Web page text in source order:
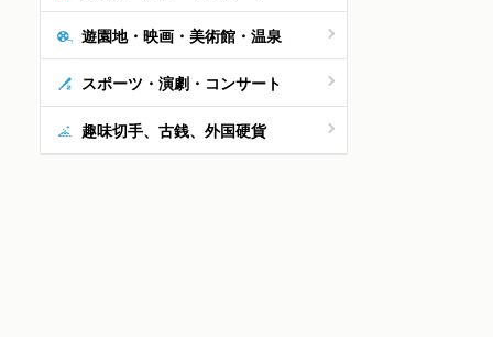
遊園地・映画・美術館・温泉
スポーツ・演劇・コンサート
趣味切手、古銭、外国硬貨